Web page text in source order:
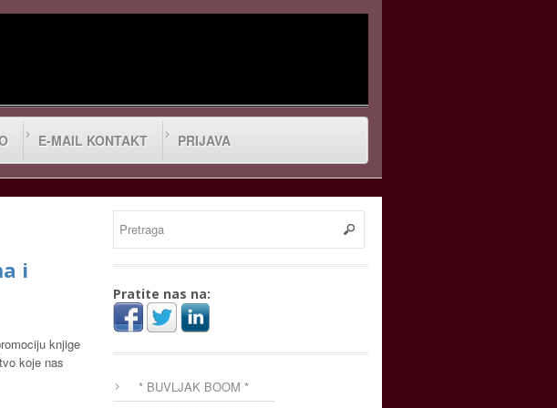
E-MAIL KONTAKT PRIJAVA
i
knjige
koje nas
Pratite nas na:
* BUVLJAK BOOM *